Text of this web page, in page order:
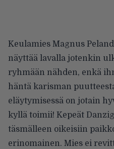
Keulamies Magnus
näyttää lavalla jotenkin
ryhmään nähden, enkä
häntä karisman
eläytymisessä on jotain
kyllä toimii! Kepeät
täsmälleen oikeisiin
erinomainen. Mies ei